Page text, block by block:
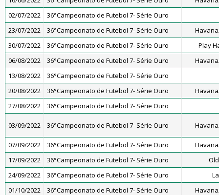
02/07/2022
36°Campeonato de Futebol 7- Série Ouro
23/07/2022
36°Campeonato de Futebol 7- Série Ouro
30/07/2022
36°Campeonato de Futebol 7- Série Ouro
Play
06/08/2022
36°Campeonato de Futebol 7- Série Ouro
13/08/2022
36°Campeonato de Futebol 7- Série Ouro
20/08/2022
36°Campeonato de Futebol 7- Série Ouro
27/08/2022
36°Campeonato de Futebol 7- Série Ouro
03/09/2022 36°Campeonato de Futebol 7- Série Ouro
07/09/2022 36°Campeonato de Futebol 7- Série Ouro
17/09/2022
36°Campeonato de Futebol 7- Série Ouro
24/09/2022
36°Campeonato de Futebol 7- Série Ouro
01/10/2022
36°Campeonato de Futebol 7- Série Ouro